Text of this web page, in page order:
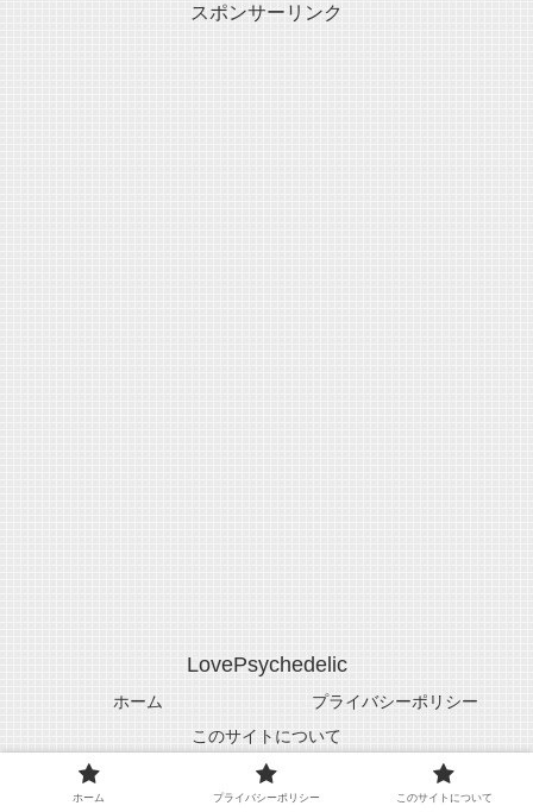
スポンサーリンク
LovePsychedelic
ホーム
プライバシーポリシー
このサイトについて
© 2005-2026 LovePsychedelic.
ホーム プライバシーポリシー このサイトについて